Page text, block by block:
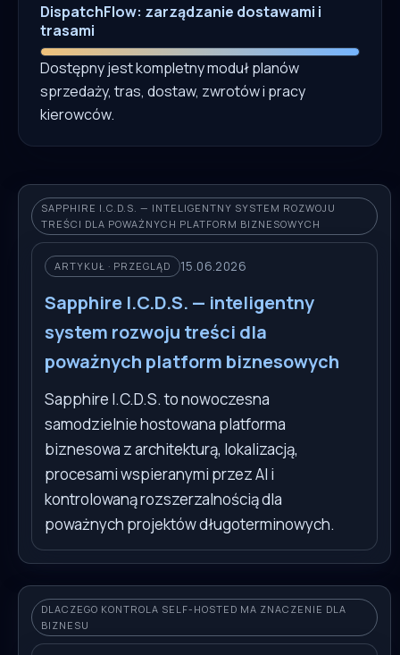
DispatchFlow: zarządzanie dostawami i
trasami
Dostępny jest kompletny moduł planów
sprzedaży, tras, dostaw, zwrotów i pracy
kierowców.
SAPPHIRE I.C.D.S. — INTELIGENTNY SYSTEM ROZWOJU
TREŚCI DLA POWAŻNYCH PLATFORM BIZNESOWYCH
ARTYKUŁ · PRZEGLĄD 15.06.2026
Sapphire I.C.D.S. — inteligentny
system rozwoju treści dla
poważnych platform biznesowych
Sapphire I.C.D.S. to nowoczesna
samodzielnie hostowana platforma
biznesowa z architekturą, lokalizacją,
procesami wspieranymi przez AI i
kontrolowaną rozszerzalnością dla
poważnych projektów długoterminowych.
DLACZEGO KONTROLA SELF-HOSTED MA ZNACZENIE DLA
BIZNESU